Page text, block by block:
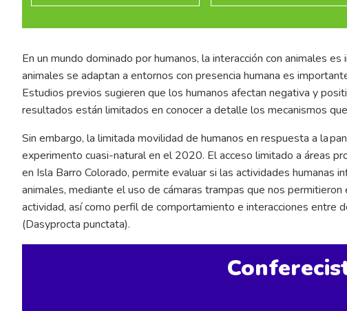
En un mundo dominado por humanos, la interacción con animales
animales se adaptan a entornos con presencia humana es
Estudios previos sugieren que los humanos afectan negativa y
resultados están limitados en conocer a detalle los mecanismos
Sin embargo, la limitada movilidad de humanos en respuesta a la
experimento cuasi-natural en el 2020. El acceso limitado a áreas
en Isla Barro Colorado, permite evaluar si las actividades humanas
animales, mediante el uso de cámaras trampas que nos
actividad, así como perfil de comportamiento e interacciones entre
(Dasyprocta punctata).